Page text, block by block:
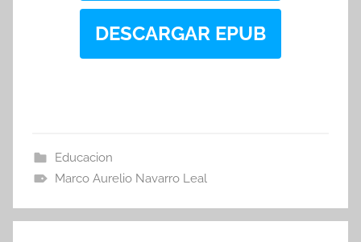
DESCARGAR EPUB
Educacion
Marco Aurelio Navarro Leal